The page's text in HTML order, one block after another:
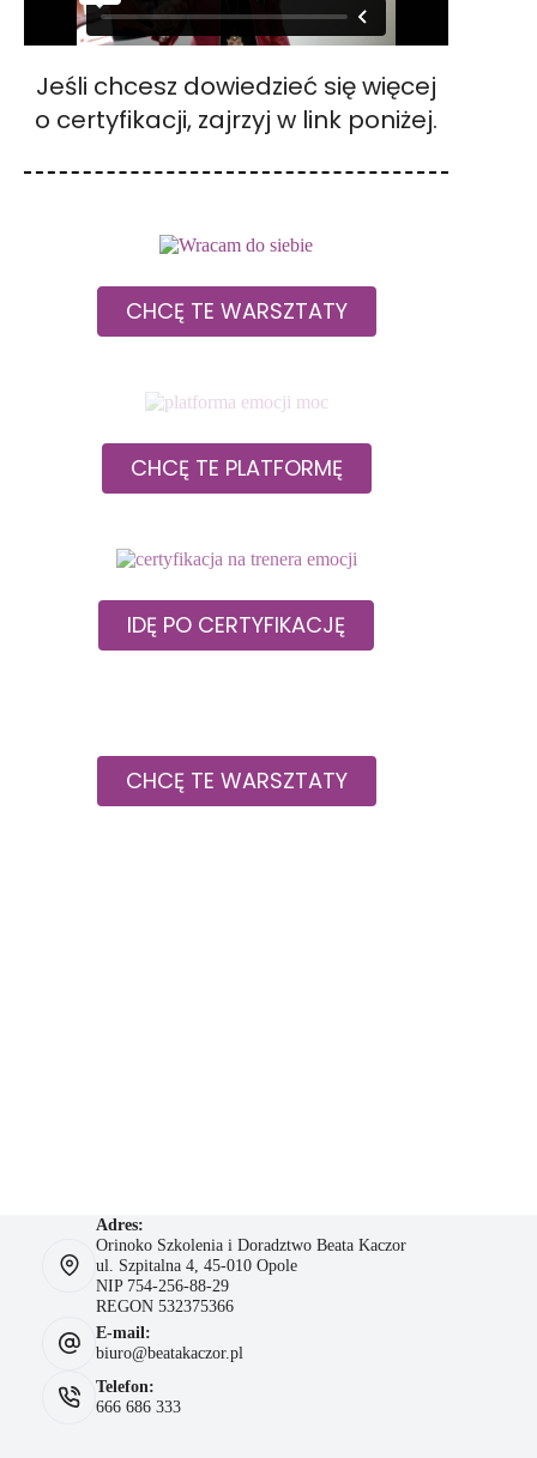
Jeśli chcesz dowiedzieć się więcej
o certyfikacji, zajrzyj w link poniżej.
CHCĘ TE WARSZTATY
CHCĘ TE PLATFORMĘ
IDĘ PO CERTYFIKACJĘ
CHCĘ TE WARSZTATY
Adres:
Orinoko Szkolenia i Doradztwo Beata Kaczor
ul. Szpitalna 4, 45-010 Opole
NIP 754-256-88-29
REGON 532375366
E-mail:
biuro@beatakaczor.pl
Telefon:
666 686 333